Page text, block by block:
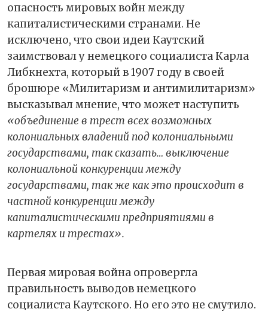
опасность мировых войн между
капиталистическими странами. Не
исключено, что свои идеи Каутский
заимствовал у немецкого социалиста Карла
Либкнехта, который в 1907 году в своей
брошюре «Милитаризм и антимилитаризм»
высказывал мнение, что может наступить
«объединение в трест всех возможных
колониальных владений под колониальными
государствами, так сказать… выключение
колониальной конкуренции между
государствами, так же как это происходит в
частной конкуренции между
капиталистическими предприятиями в
картелях и трестах».
Первая мировая война опровергла
правильность выводов немецкого
социалиста Каутского. Но его это не смутило.